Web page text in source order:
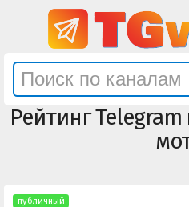
Рейтинг
публичный